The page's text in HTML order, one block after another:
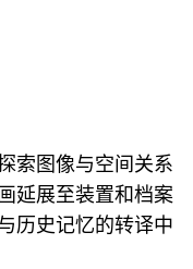
索图像与空间关系
延展至装置和档案
历史记忆的转译中